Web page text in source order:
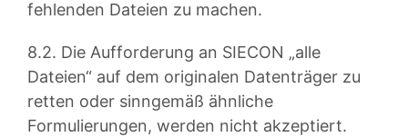
fehlenden Dateien zu machen.
8.2. Die Aufforderung an SIECON „alle
Dateien“ auf dem originalen Datenträger zu
retten oder sinngemäß ähnliche
Formulierungen, werden nicht akzeptiert.